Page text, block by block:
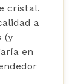
cristal.
a
(y
en